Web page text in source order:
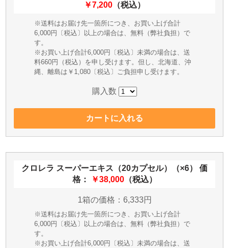
￥7,200 （税込）
※送料はお届け先一箇所につき、お買い上げ合計
6,000円〔税込〕以上の場合は、無料（弊社負担）で
す。
※お買い上げ合計6,000円〔税込〕未満の場合は、送
料660円（税込）を申し受けます。但し、北海道、沖
縄、離島は￥1,080〔税込〕ご負担申し受けます。
購入数
クロレラ スーパーエキス（20カプセル）（×6） 価
格：
￥38,000（税込）
1箱の価格：6,333円
※送料はお届け先一箇所につき、お買い上げ合計
6,000円〔税込〕以上の場合は、無料（弊社負担）で
す。
※お買い上げ合計6,000円〔税込〕未満の場合は、送